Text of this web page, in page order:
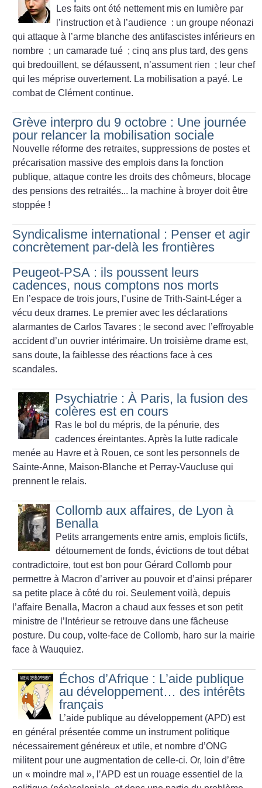
Les faits ont été nettement mis en lumière par
l’instruction et à l’audience : un groupe néonazi
qui attaque à l’arme blanche des antifascistes inférieurs en
nombre ; un camarade tué ; cinq ans plus tard, des gens
qui bredouillent, se défaussent, n’assument rien ; leur chef
qui les méprise ouvertement. La mobilisation a payé. Le
combat de Clément continue.
Grève interpro du 9 octobre : Une journée
pour relancer la mobilisation sociale
Nouvelle réforme des retraites, suppressions de postes et
précarisation massive des emplois dans la fonction
publique, attaque contre les droits des chômeurs, blocage
des pensions des retraités... la machine à broyer doit être
stoppée !
Syndicalisme international : Penser et agir
concrètement par-delà les frontières
Peugeot-PSA : ils poussent leurs
cadences, nous comptons nos morts
En l’espace de trois jours, l’usine de Trith-Saint-Léger a
vécu deux drames. Le premier avec les déclarations
alarmantes de Carlos Tavares ; le second avec l’effroyable
accident d’un ouvrier intérimaire. Un troisième drame est,
sans doute, la faiblesse des réactions face à ces
scandales.
Psychiatrie : À Paris, la fusion des
colères est en cours
Ras le bol du mépris, de la pénurie, des
cadences éreintantes. Après la lutte radicale
menée au Havre et à Rouen, ce sont les personnels de
Sainte-Anne, Maison-Blanche et Perray-Vaucluse qui
prennent le relais.
Collomb aux affaires, de Lyon à
Benalla
Petits arrangements entre amis, emplois fictifs,
détournement de fonds, évictions de tout débat
contradictoire, tout est bon pour Gérard Collomb pour
permettre à Macron d’arriver au pouvoir et d’ainsi préparer
sa petite place à côté du roi. Seulement voilà, depuis
l’affaire Benalla, Macron a chaud aux fesses et son petit
ministre de l’Intérieur se retrouve dans une fâcheuse
posture. Du coup, volte-face de Collomb, haro sur la mairie
face à Wauquiez.
Échos d’Afrique : L’aide publique
au développement… des intérêts
français
L’aide publique au développement (APD) est
en général présentée comme un instrument politique
nécessairement généreux et utile, et nombre d’ONG
militent pour une augmentation de celle-ci. Or, loin d’être
un « moindre mal », l’APD est un rouage essentiel de la